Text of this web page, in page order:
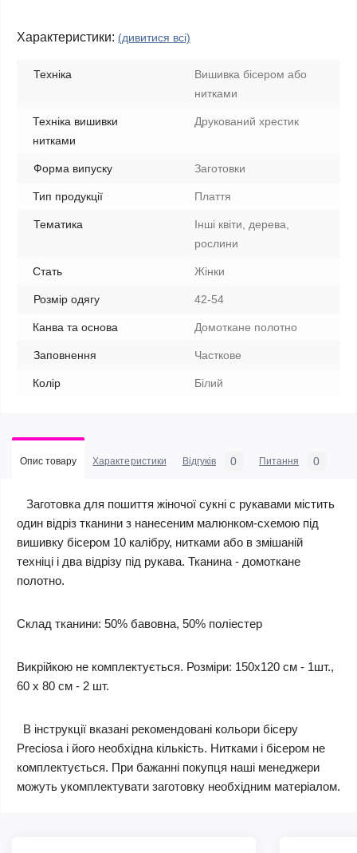
Характеристики: (дивитися всі)
Техніка
Вишивка бісером або
нитками
Техніка вишивки
нитками
Друкований хрестик
Форма випуску Заготовки
Тип продукції Плаття
Тематика
Інші квіти, дерева,
рослини
Стать Жінки
Розмір одягу 42-54
Канва та основа Домоткане полотно
Заповнення Часткове
Колір Білий
Опис товару Характеристики Відгуків 0 Питання 0
Заготовка для пошиття жіночої сукні c рукавами містить
один відріз тканини з нанесеним малюнком-схемою під
вишивку бісером 10 калібру, нитками або в змішаній
техніці і два відрізу під рукава. Тканина - домоткане
полотно.
Склад тканини: 50% бавовна, 50% поліестер
Викрійкою не комплектується. Розміри: 150х120 см - 1шт.,
60 х 80 см - 2 шт.
В інструкції вказані рекомендовані кольори бісеру
Preciosa і його необхідна кількість. Нитками і бісером не
комплектується. При бажанні покупця наші менеджери
можуть укомплектувати заготовку необхідним матеріалом.